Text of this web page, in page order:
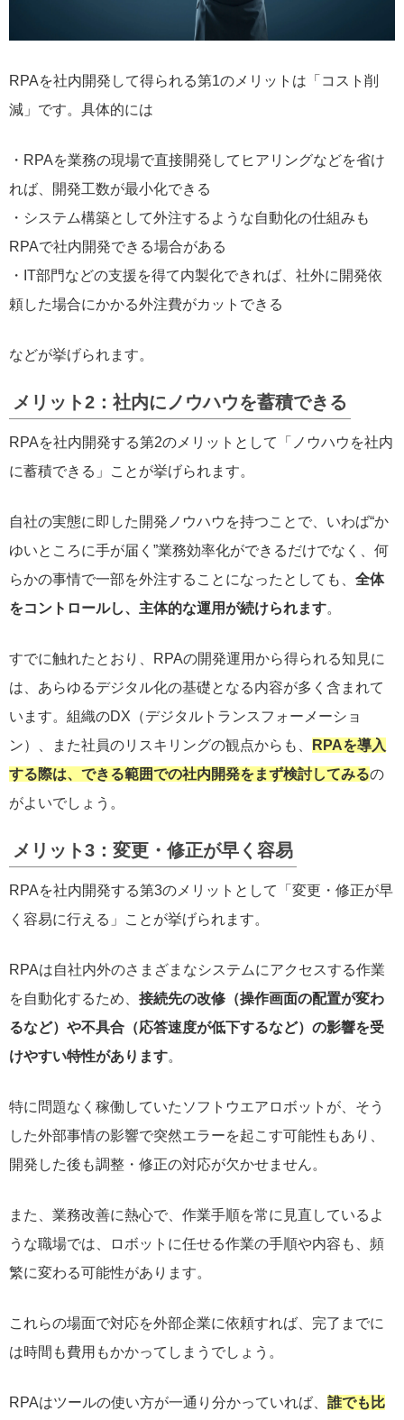
RPAを社内開発して得られる第1のメリットは「コスト削
減」です。具体的には
・RPAを業務の現場で直接開発してヒアリングなどを省け
れば、開発工数が最小化できる
・システム構築として外注するような自動化の仕組みも
RPAで社内開発できる場合がある
・IT部門などの支援を得て内製化できれば、社外に開発依
頼した場合にかかる外注費がカットできる
などが挙げられます。
メリット2：社内にノウハウを蓄積できる
RPAを社内開発する第2のメリットとして「ノウハウを社内
に蓄積できる」ことが挙げられます。
自社の実態に即した開発ノウハウを持つことで、いわば“か
ゆいところに手が届く”業務効率化ができるだけでなく、何
らかの事情で一部を外注することになったとしても、 全体
をコントロールし、主体的な運用が続けられます。
すでに触れたとおり、RPAの開発運用から得られる知見に
は、あらゆるデジタル化の基礎となる内容が多く含まれて
います。組織のDX（デジタルトランスフォーメーショ
ン）、また社員のリスキリングの観点からも、
RPAを導入
する際は、できる範囲での社内開発をまず検討してみるの
がよいでしょう。
メリット3：変更・修正が早く容易
RPAを社内開発する第3のメリットとして「変更・修正が早
く容易に行える」ことが挙げられます。
RPAは自社内外のさまざまなシステムにアクセスする作業
を自動化するため、 接続先の改修（操作画面の配置が変わ
るなど）や不具合（応答速度が低下するなど）の影響を受
けやすい特性があります。
特に問題なく稼働していたソフトウエアロボットが、そう
した外部事情の影響で突然エラーを起こす可能性もあり、
開発した後も調整・修正の対応が欠かせません。
また、業務改善に熱心で、作業手順を常に見直しているよ
うな職場では、ロボットに任せる作業の手順や内容も、頻
繁に変わる可能性があります。
これらの場面で対応を外部企業に依頼すれば、完了までに
は時間も費用もかかってしまうでしょう。
RPAはツールの使い方が一通り分かっていれば、 誰でも比